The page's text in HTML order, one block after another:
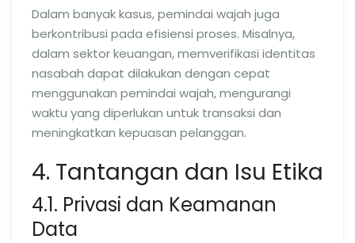
Dalam banyak kasus, pemindai wajah juga
berkontribusi pada efisiensi proses. Misalnya,
dalam sektor keuangan, memverifikasi identitas
nasabah dapat dilakukan dengan cepat
menggunakan pemindai wajah, mengurangi
waktu yang diperlukan untuk transaksi dan
meningkatkan kepuasan pelanggan.
4. Tantangan dan Isu Etika
4.1. Privasi dan Keamanan
Data